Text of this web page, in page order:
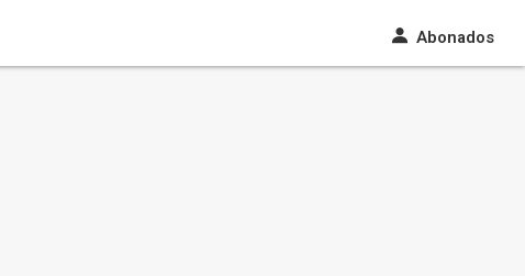
Abonados